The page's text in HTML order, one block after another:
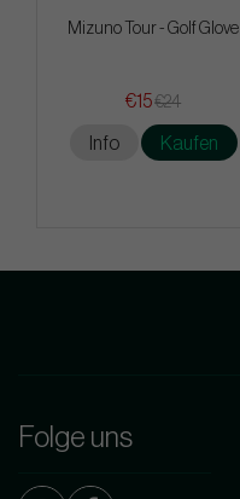
Mizuno Tour - Golf Glove
€15€24
Info Kaufen
Folge uns